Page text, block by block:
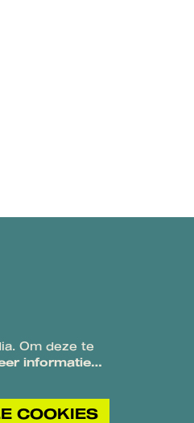
Om deze te
informatie…
COOKIES